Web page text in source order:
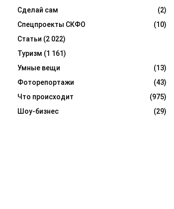
Сделай сам
(2)
Спецпроекты СКФО
(10)
Статьи (2 022)
Туризм (1 161)
Умные вещи
(13)
Фоторепортажи
(43)
Что происходит
(975)
Шоу-бизнес
(29)